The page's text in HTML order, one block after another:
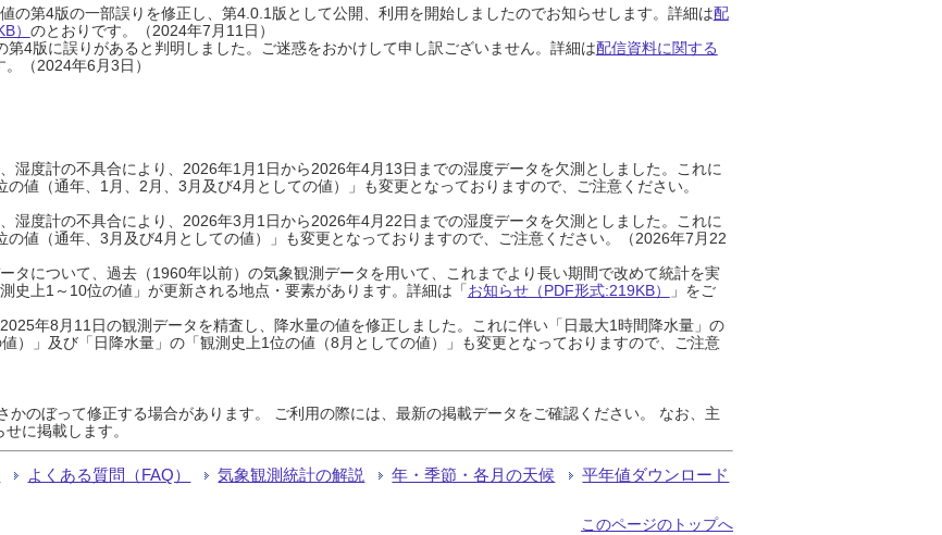
の第4版の一部誤りを修正し、第4.0.1版として公開、利用を開始しましたのでお知らせします。詳細は配
） のとおりです。（2024年7月11日）
4版に誤りがあると判明しました。ご迷惑をおかけして申し訳ございません。詳細は配信資料に関する
（2024年6月3日）
湿度計の不具合により、2026年1月1日から2026年4月13日までの湿度データを欠測としました。これに
値（通年、1月、2月、3月及び4月としての値）」も変更となっておりますので、ご注意ください。
湿度計の不具合により、2026年3月1日から2026年4月22日までの湿度データを欠測としました。これに
値（通年、3月及び4月としての値）」も変更となっておりますので、ご注意ください。（2026年7月22
タについて、過去（1960年以前）の気象観測データを用いて、これまでより長い期間で改めて統計を実
史上1～10位の値」が更新される地点・要素があります。詳細は「お知らせ（PDF形式:219KB）
」をご
年8月11日の観測データを精査し、降水量の値を修正しました。これに伴い「日最大1時間降水量」の
）」及び「日降水量」の「観測史上1位の値（8月としての値）」も変更となっておりますので、ご注意
のぼって修正する場合があります。 ご利用の際には、最新の掲載データをご確認ください。 なお、主
に掲載します。
よくある質問（FAQ） 気象観測統計の解説 年・季節・各月の天候 平年値ダウンロード
このページのトップへ